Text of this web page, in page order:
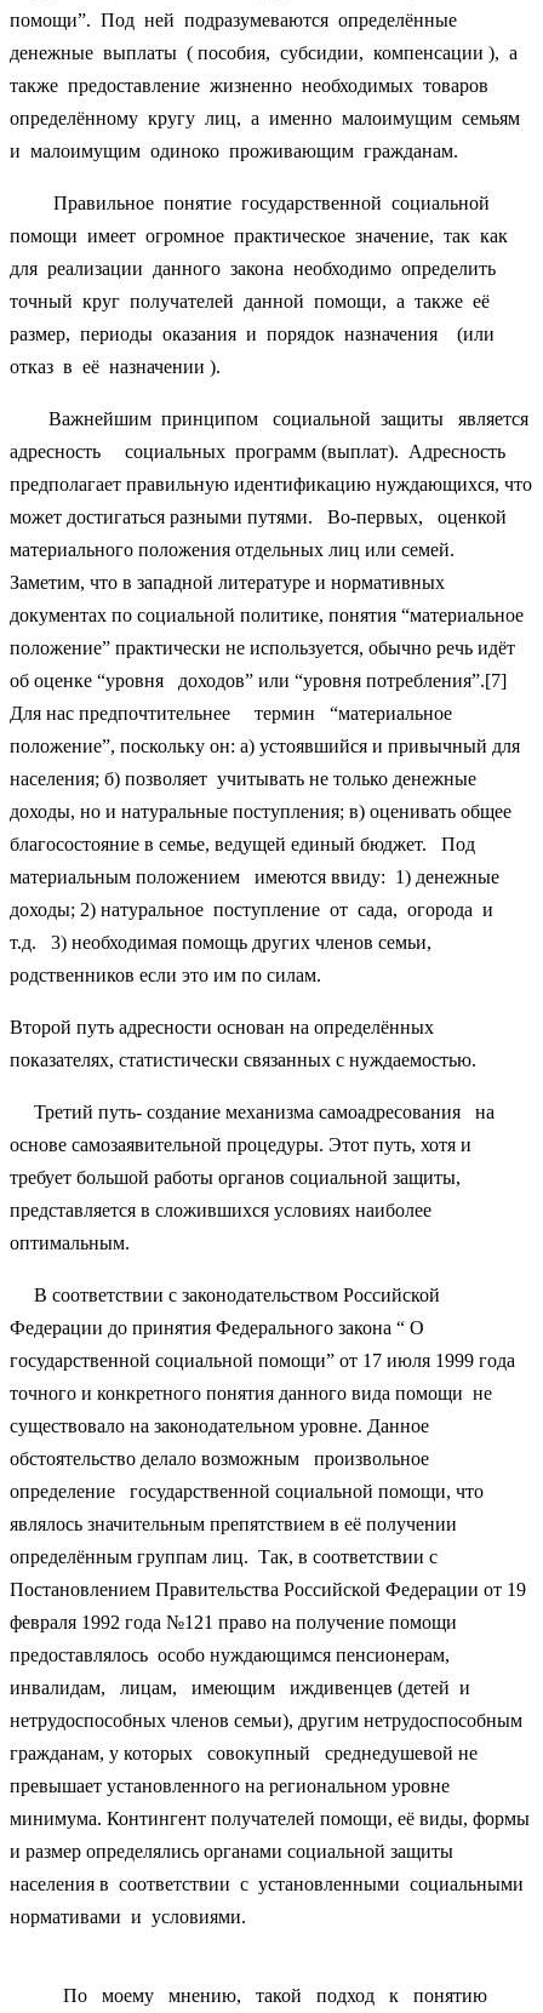
помощи”. Под ней подразумеваются определённые
денежные выплаты ( пособия, субсидии, компенсации ), а
также предоставление жизненно необходимых товаров
определённому кругу лиц, а именно малоимущим семьям
и малоимущим одиноко проживающим гражданам.
Правильное понятие государственной социальной
помощи имеет огромное практическое значение, так как
для реализации данного закона необходимо определить
точный круг получателей данной помощи, а также её
размер, периоды оказания и порядок назначения (или
отказ в её назначении ).
Важнейшим принципом социальной защиты является
адресность социальных программ (выплат). Адресность
предполагает правильную идентификацию нуждающихся, что
может достигаться разными путями. Во-первых, оценкой
материального положения отдельных лиц или семей.
Заметим, что в западной литературе и нормативных
документах по социальной политике, понятия “материальное
положение” практически не используется, обычно речь идёт
об оценке “уровня доходов” или “уровня потребления”.[7]
Для нас предпочтительнее термин “материальное
положение”, поскольку он: а) устоявшийся и привычный для
населения; б) позволяет учитывать не только денежные
доходы, но и натуральные поступления; в) оценивать общее
благосостояние в семье, ведущей единый бюджет. Под
материальным положением имеются ввиду: 1) денежные
доходы; 2) натуральное поступление от сада, огорода и
т.д. 3) необходимая помощь других членов семьи,
родственников если это им по силам.
Второй путь адресности основан на определённых
показателях, статистически связанных с нуждаемостью.
Третий путь- создание механизма самоадресования на
основе самозаявительной процедуры. Этот путь, хотя и
требует большой работы органов социальной защиты,
представляется в сложившихся условиях наиболее
оптимальным.
В соответствии с законодательством Российской
Федерации до принятия Федерального закона “ О
государственной социальной помощи” от 17 июля 1999 года
точного и конкретного понятия данного вида помощи не
существовало на законодательном уровне. Данное
обстоятельство делало возможным произвольное
определение государственной социальной помощи, что
являлось значительным препятствием в её получении
определённым группам лиц. Так, в соответствии с
Постановлением Правительства Российской Федерации от 19
февраля 1992 года №121 право на получение помощи
предоставлялось особо нуждающимся пенсионерам,
инвалидам, лицам, имеющим иждивенцев (детей и
нетрудоспособных членов семьи), другим нетрудоспособным
гражданам, у которых совокупный среднедушевой не
превышает установленного на региональном уровне
минимума. Контингент получателей помощи, её виды, формы
и размер определялись органами социальной защиты
населения в соответствии с установленными социальными
нормативами и условиями.
По моему мнению, такой подход к понятию